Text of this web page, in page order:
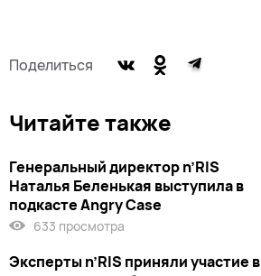
Поделиться
Читайте также
Генеральный директор n’RIS
Наталья Беленькая выступила в
подкасте Angry Case
633 просмотра
Эксперты n’RIS приняли участие в